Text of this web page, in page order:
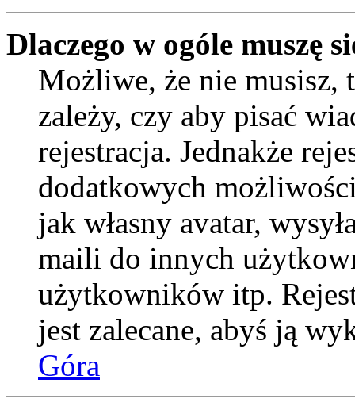
Dlaczego w ogóle muszę
Możliwe, że nie musisz,
zależy, czy aby pisać
rejestracja. Jednakże
dodatkowych
jak własny avatar,
maili do innych
użytkowników itp.
jest zalecane, abyś ją
Góra